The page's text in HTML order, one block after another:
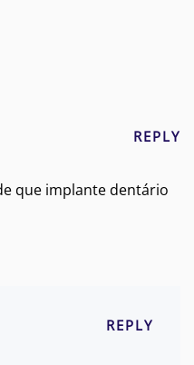
REPLY
que implante dentário
REPLY